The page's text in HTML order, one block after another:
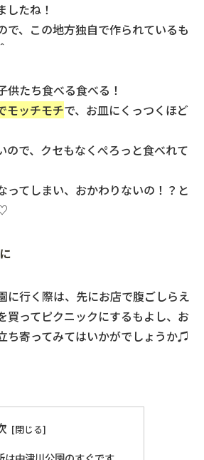
したね！
で、この地方独自で作られているも
たち食べる食べる！
モッチモチで、お皿にくっつくほど
ので、クセもなくぺろっと食べれて
ってしまい、おかわりないの！？と
に行く際は、先にお店で腹ごしらえ
買ってピクニックにするもよし、お
ち寄ってみてはいかがでしょうか♫